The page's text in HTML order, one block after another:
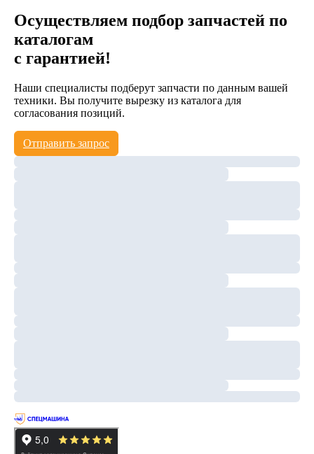
Осуществляем подбор запчастей по
каталогам
с гарантией!
Наши специалисты подберут запчасти по данным вашей
техники. Вы получите вырезку из каталога для
согласования позиций.
Отправить запрос